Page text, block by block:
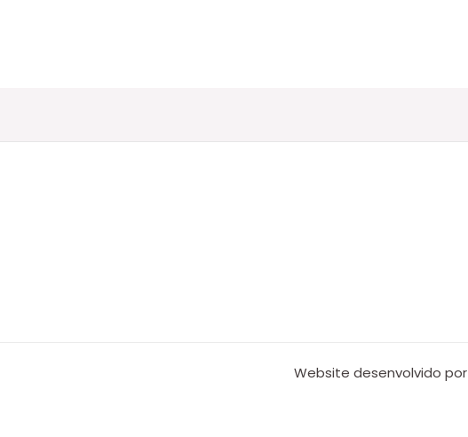
Website desenvolvido por